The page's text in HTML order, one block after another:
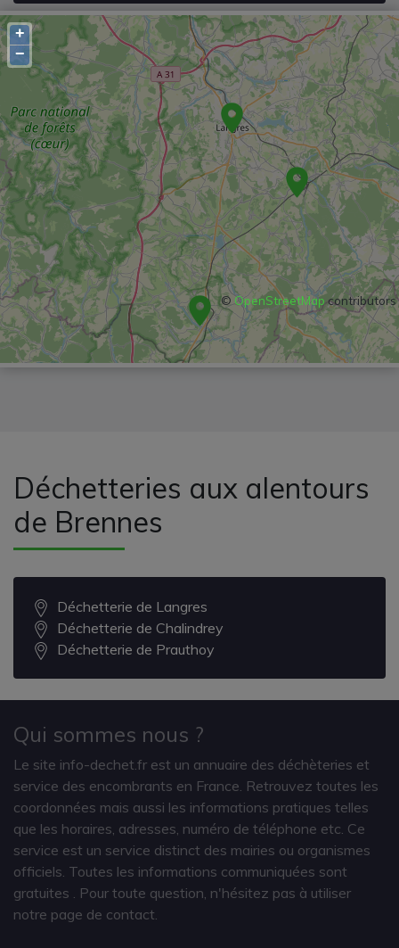
+
−
© OpenStreetMapcontributors
Déchetteries aux alentours
de Brennes
Déchetterie de Langres
Déchetterie de Chalindrey
Déchetterie de Prauthoy
Qui sommes nous ?
Le site info-dechet.fr est un annuaire des déchèteries et
service des encombrants en France. Retrouvez toutes les
coordonnées mais aussi les informations pratiques telles
que les horaires, adresses, numéro de téléphone etc. Ce
service est un service distinct des mairies ou organismes
officiels. Toutes les informations communiquées sont
gratuites
. Pour toute question, n'hésitez pas à utiliser
notre page de contact.